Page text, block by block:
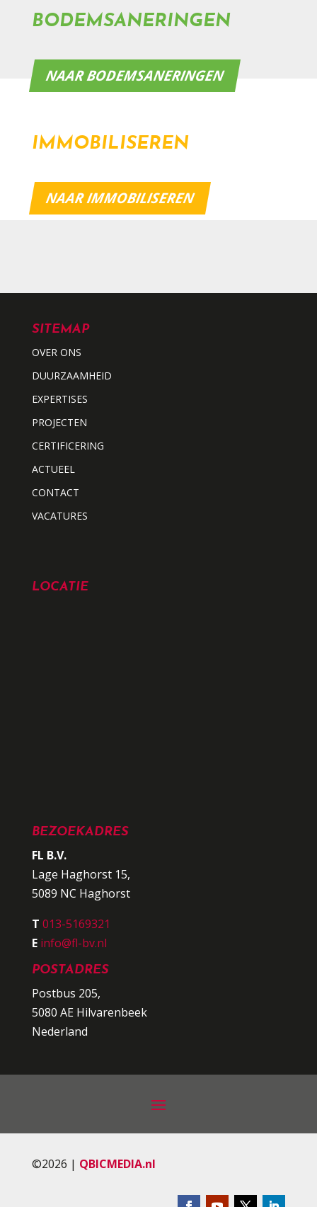
BODEMSANERINGEN
NAAR BODEMSANERINGEN
IMMOBILISEREN
NAAR IMMOBILISEREN
SITEMAP
OVER ONS
DUURZAAMHEID
EXPERTISES
PROJECTEN
CERTIFICERING
ACTUEEL
CONTACT
VACATURES
LOCATIE
BEZOEKADRES
FL B.V.
Lage Haghorst 15,
5089 NC Haghorst
T 013-5169321
E info@fl-bv.nl
POSTADRES
Postbus 205,
5080 AE Hilvarenbeek
Nederland
©2026 | QBICMEDIA.nl